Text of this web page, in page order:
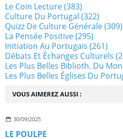
VOUS AIMEREZ AUSSI :
30/09/2025
LE POULPE
Le Coin Lecture(383)
Culture Du Portugal (322)
Quizz De Culture Générale(309)
La Pensée Positive(295)
Initiation Au Portugais (261)
Débats Et Échanges Culturels
Les Plus Belles Biblioth. Du
Les Plus Belles Églises Du